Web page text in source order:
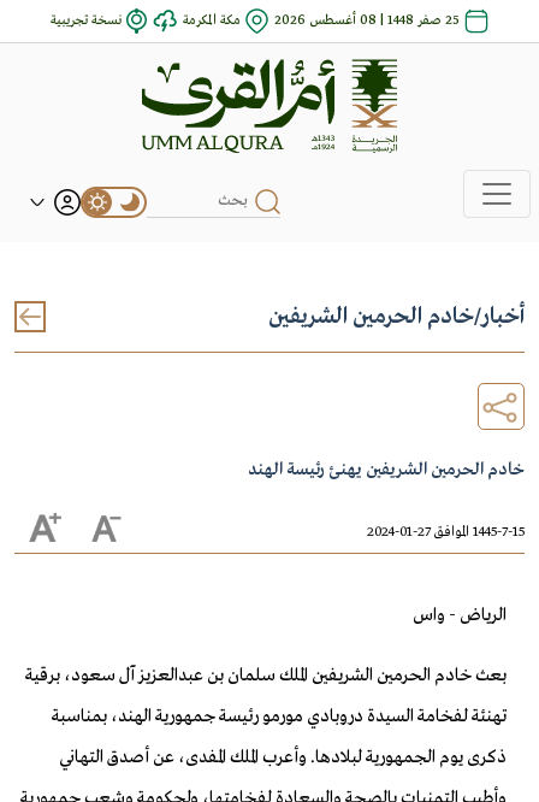
25 صفر 1448 | 08 أغسطس 2026 مكة المكرمة نسخة تجريبية
أخبار/خادم الحرمين الشريفين
خادم الحرمين الشريفين يهنئ رئيسة الهند
1445-7-15 الموافق 27-01-2024
الرياض - واس
بعث خادم الحرمين الشريفين الملك سلمان بن عبدالعزيز آل سعود، برقية
تهنئة لفخامة السيدة دروبادي مورمو رئيسة جمهورية الهند، بمناسبة
ذكرى يوم الجمهورية لبلادها. وأعرب الملك المفدى، عن أصدق التهاني